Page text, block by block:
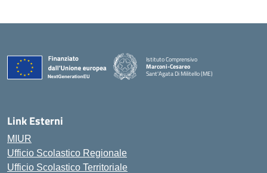
Istituto Comprensivo
Marconi-Cesareo
Sant'Agata Di Militello (ME)
— Visita la pagina iniziale della scuola
Link Esterni
MIUR
Ufficio Scolastico Regionale
Ufficio Scolastico Territoriale